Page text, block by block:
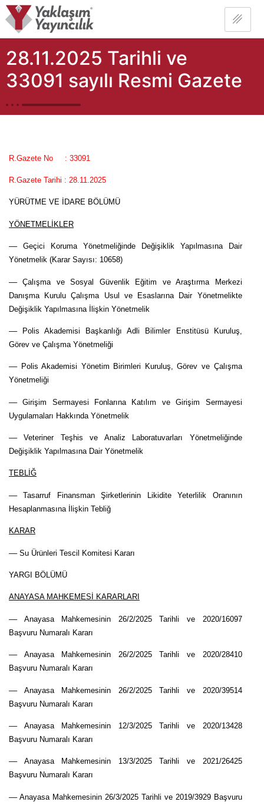
28.11.2025 Tarihli ve
33091 sayılı Resmi Gazete
R.Gazete No : 33091
R.Gazete Tarihi : 28.11.2025
YÜRÜTME VE İDARE BÖLÜMÜ
YÖNETMELİKLER
–– Geçici Koruma Yönetmeliğinde Değişiklik Yapılmasına Dair
Yönetmelik (Karar Sayısı: 10658)
–– Çalışma ve Sosyal Güvenlik Eğitim ve Araştırma Merkezi
Danışma Kurulu Çalışma Usul ve Esaslarına Dair Yönetmelikte
Değişiklik Yapılmasına İlişkin Yönetmelik
–– Polis Akademisi Başkanlığı Adli Bilimler Enstitüsü Kuruluş,
Görev ve Çalışma Yönetmeliği
–– Polis Akademisi Yönetim Birimleri Kuruluş, Görev ve Çalışma
Yönetmeliği
–– Girişim Sermayesi Fonlarına Katılım ve Girişim Sermayesi
Uygulamaları Hakkında Yönetmelik
–– Veteriner Teşhis ve Analiz Laboratuvarları Yönetmeliğinde
Değişiklik Yapılmasına Dair Yönetmelik
TEBLİĞ
–– Tasarruf Finansman Şirketlerinin Likidite Yeterlilik Oranının
Hesaplanmasına İlişkin Tebliğ
KARAR
–– Su Ürünleri Tescil Komitesi Kararı
YARGI BÖLÜMÜ
ANAYASA MAHKEMESİ KARARLARI
–– Anayasa Mahkemesinin 26/2/2025 Tarihli ve 2020/16097
Başvuru Numaralı Kararı
–– Anayasa Mahkemesinin 26/2/2025 Tarihli ve 2020/28410
Başvuru Numaralı Kararı
–– Anayasa Mahkemesinin 26/2/2025 Tarihli ve 2020/39514
Başvuru Numaralı Kararı
–– Anayasa Mahkemesinin 12/3/2025 Tarihli ve 2020/13428
Başvuru Numaralı Kararı
–– Anayasa Mahkemesinin 13/3/2025 Tarihli ve 2021/26425
Başvuru Numaralı Kararı
–– Anayasa Mahkemesinin 26/3/2025 Tarihli ve 2019/3929 Başvuru